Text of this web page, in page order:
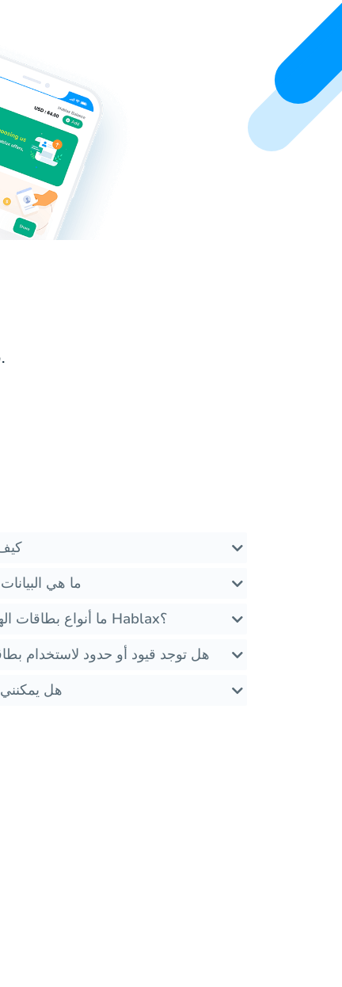
الأسئلة المتكررة حول Hablax في البحرين وخدمات بطاقات الهدايا.
ما هي
ما أنواع بطاقات الهدايا التي يمكنني شراؤها مع Hablax؟
هل توجد قيود أو حدود لاستخدام
هل يمكنني